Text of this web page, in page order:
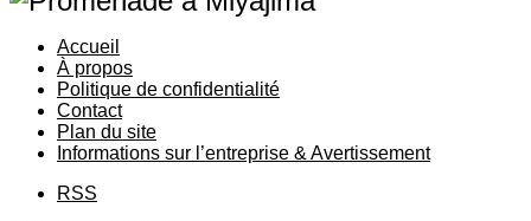
Accueil
À propos
Politique de confidentialité
Contact
Plan du site
Informations sur l’entreprise & Avertissement
RSS